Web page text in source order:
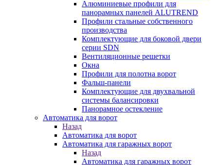
Алюминиевые профили для
панорамных панелей ALUTREND
Профили стальные собственного
производства
Комплектующие для боковой двери
серии SDN
Вентиляционные решетки
Окна
Профили для полотна ворот
Фальш-панели
Комплектующие для двухвальной
системы балансировки
Панорамное остекление
Автоматика для ворот
Назад
Автоматика для ворот
Автоматика для гаражных ворот
Назад
Автоматика для гаражных ворот